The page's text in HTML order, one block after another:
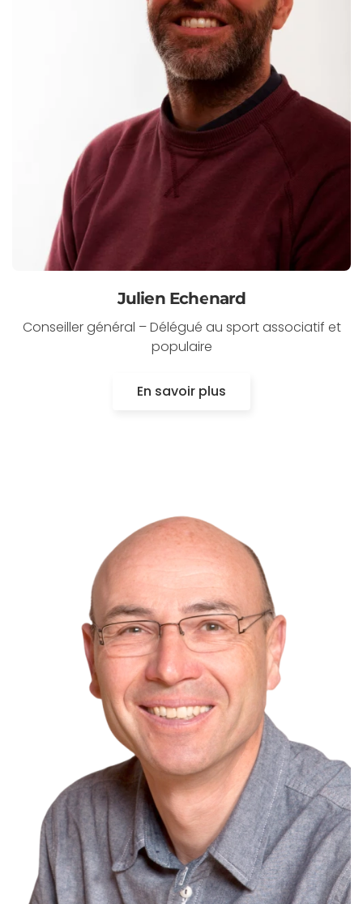
Julien Echenard
Conseiller général – Délégué au sport associatif et
populaire
En savoir plus